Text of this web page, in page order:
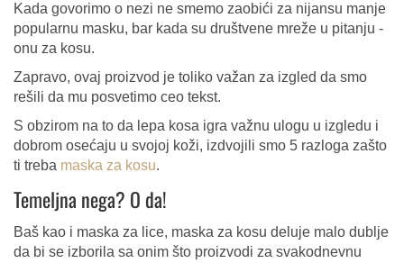
Kada govorimo o nezi ne smemo zaobići za nijansu manje
popularnu masku, bar kada su društvene mreže u pitanju -
onu za kosu.
Zapravo, ovaj proizvod je toliko važan za izgled da smo
rešili da mu posvetimo ceo tekst.
S obzirom na to da lepa kosa igra važnu ulogu u izgledu i
dobrom osećaju u svojoj koži, izdvojili smo 5 razloga zašto
ti treba maska za kosu.
Temeljna nega? O da!
Baš kao i maska za lice, maska za kosu deluje malo dublje
da bi se izborila sa onim što proizvodi za svakodnevnu